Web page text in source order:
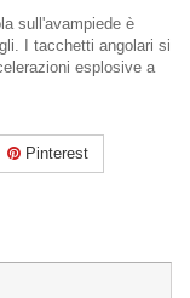
sull'avampiede è
I tacchetti angolari si
esplosive a
Pinterest